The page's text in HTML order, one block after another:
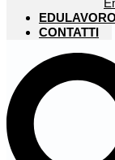
EDULAVORO
CONTATTI